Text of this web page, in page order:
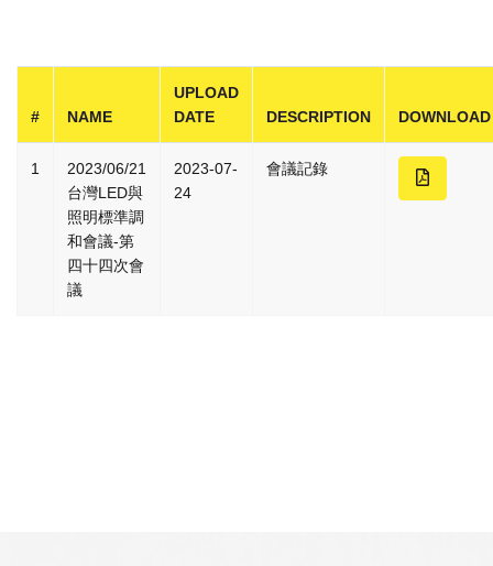
# NAME
UPLOAD
DATE
DESCRIPTION DOWNLOAD
1
2023/06/21
台灣LED與
照明標準調
和會議-第
四十四次會
議
2023-07-
24
會議記錄